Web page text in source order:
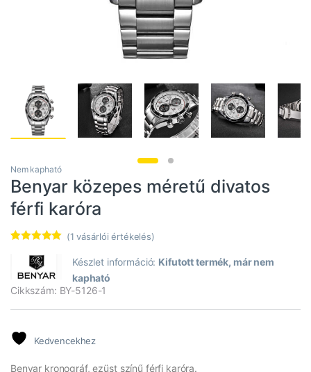
Nem kapható
Benyar közepes méretű divatos
férfi karóra
az 5-
értékelés
alapján
(1 vásárlói értékelés)
Készlet információ: Kifutott termék, már nem
kapható
Cikkszám: BY-5126-1
Kedvencekhez
Benyar kronográf, ezüst színű férfi karóra.